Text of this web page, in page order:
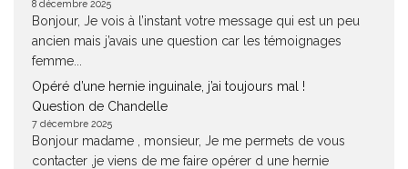
8 décembre 2025
Bonjour, Je vois à l’instant votre message qui est un peu
ancien mais j’avais une question car les témoignages
femme...
Opéré d’une hernie inguinale, j’ai toujours mal !
Question de Chandelle
7 décembre 2025
Bonjour madame , monsieur, Je me permets de vous
contacter ,je viens de me faire opérer d une hernie